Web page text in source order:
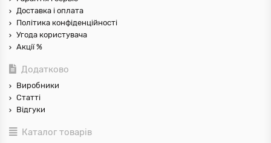
Доставка і оплата
Політика конфіденційності
Угода користувача
Акції %
Додатково
Виробники
Статті
Відгуки
Каталог товарів